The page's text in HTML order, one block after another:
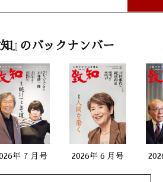
」
員教授）
』のバックナンバー
年 7 月号 2026年 6 月号